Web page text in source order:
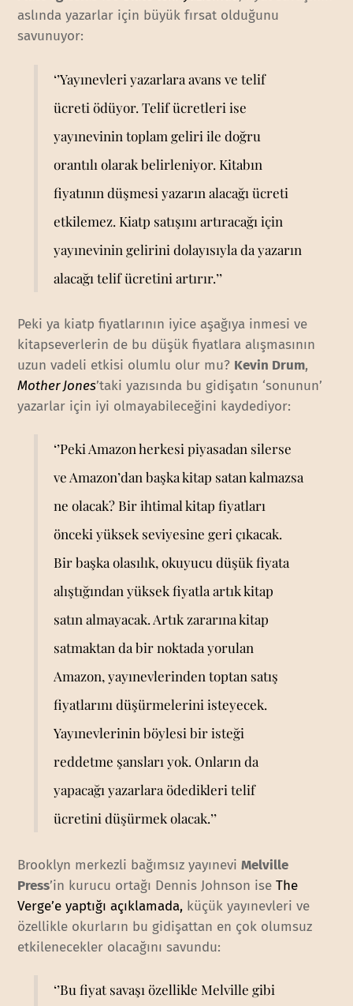
aslında yazarlar için büyük fırsat olduğunu
savunuyor:
‘’Yayınevleri yazarlara avans ve telif
ücreti ödüyor. Telif ücretleri ise
yayınevinin toplam geliri ile doğru
orantılı olarak belirleniyor. Kitabın
fiyatının düşmesi yazarın alacağı ücreti
etkilemez. Kiatp satışını artıracağı için
yayınevinin gelirini dolayısıyla da yazarın
alacağı telif ücretini artırır.’’
Peki ya kiatp fiyatlarının iyice aşağıya inmesi ve
kitapseverlerin de bu düşük fiyatlara alışmasının
uzun vadeli etkisi olumlu olur mu? Kevin Drum,
Mother Jones’taki yazısında bu gidişatın ‘sonunun’
yazarlar için iyi olmayabileceğini kaydediyor:
‘’Peki Amazon herkesi piyasadan silerse
ve Amazon’dan başka kitap satan kalmazsa
ne olacak? Bir ihtimal kitap fiyatları
önceki yüksek seviyesine geri çıkacak.
Bir başka olasılık, okuyucu düşük fiyata
alıştığından yüksek fiyatla artık kitap
satın almayacak. Artık zararına kitap
satmaktan da bir noktada yorulan
Amazon, yayınevlerinden toptan satış
fiyatlarını düşürmelerini isteyecek.
Yayınevlerinin böylesi bir isteği
reddetme şansları yok. Onların da
yapacağı yazarlara ödedikleri telif
ücretini düşürmek olacak.’’
Brooklyn merkezli bağımsız yayıneviMelville
Press’in kurucu ortağı Dennis Johnson iseThe
Verge’e yaptığı açıklamada, küçük yayınevleri ve
özellikle okurların bu gidişattan en çok olumsuz
etkilenecekler olacağını savundu:
‘’Bu fiyat savaşı özellikle Melville gibi